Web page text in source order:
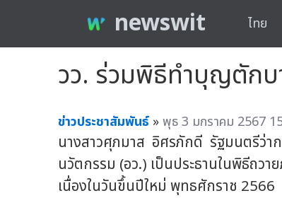
newswit ไทย
วว. ร่วมพิธีทำบุญตักบ
ข่าวประชาสัมพันธ์ »พุธ 3 มกราคม 2567
นางสาวศุภมาส อิศรภักดี รัฐมนตรีว่า
นวัตกรรม (อว.) เป็นประธานในพิธีถว
เนื่องในวันขึ้นปีใหม่ พุทธศักราช 2566